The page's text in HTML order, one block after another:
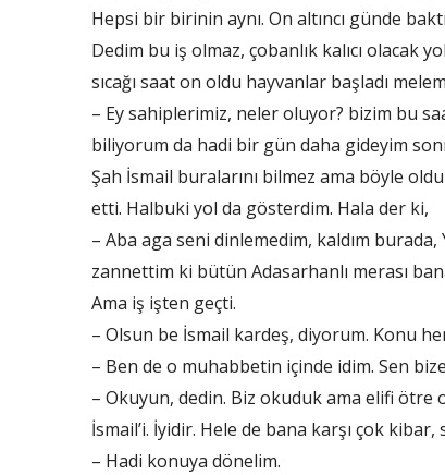
Hepsi bir birinin aynı. On altıncı günde
Dedim bu iş olmaz, çobanlık kalıcı olacak
sıcağı saat on oldu hayvanlar başladı
– Ey sahiplerimiz, neler oluyor? bizim bu
biliyorum da hadi bir gün daha gideyim
Şah İsmail buralarını bilmez ama böyle
etti. Halbuki yol da gösterdim. Hala der ki,
– Aba aga seni dinlemedim, kaldım
zannettim ki bütün Adasarhanlı merası
Ama iş işten geçti.
– Olsun be İsmail kardeş, diyorum. Konu
– Ben de o muhabbetin içinde idim. Sen
– Okuyun, dedin. Biz okuduk ama elifi ötre
İsmail’i. İyidir. Hele de bana karşı çok kibar,
– Hadi konuya dönelim.